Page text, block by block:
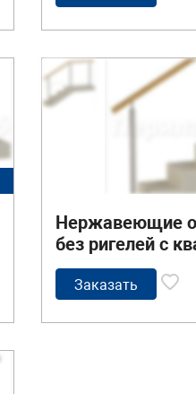
Нержавеющие
без ригелей с
деревянным
квадратными
Заказать